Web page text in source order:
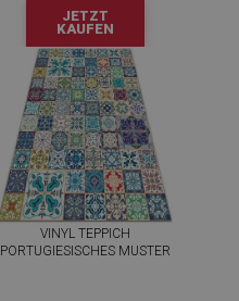
JETZT
KAUFEN
VINYL TEPPICH
PORTUGIESISCHES MUSTER